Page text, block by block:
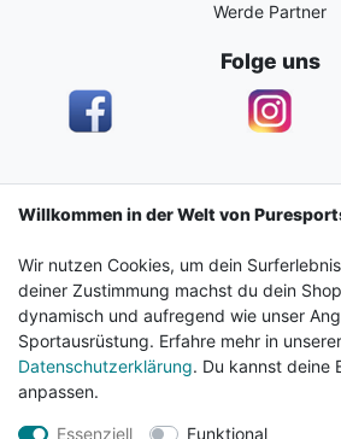
Werde Partner
Folge uns
Impressum
Barrierefreiheitserklärung
Vertrag widerrufen
Willkommen in der Welt von
Wir nutzen Cookies, um dein
deiner Zustimmung machst du dein
dynamisch und aufregend wie unser
Sportausrüstung. Erfahre mehr in unserer
Datenschutzerklärung. Du kannst deine
anpassen.
Essenziell Funktional